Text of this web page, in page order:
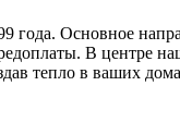
года. Основное
В центре
тепло в ваших